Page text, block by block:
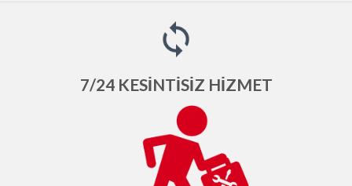
7/24 KESİNTİSİZ HİZMET